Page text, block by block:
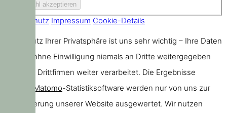
Datenschutz Impressum Cookie-Details
Der Schutz Ihrer Privatsphäre ist uns sehr wichtig – Ihre Daten
werden ohne Einwilligung niemals an Dritte weitergegeben
oder von Drittfirmen weiter verarbeitet. Die Ergebnisse
Matomo-Statistiksoftware werden nur von uns zur
Verbesserung unserer Website ausgewertet. Wir nutzen